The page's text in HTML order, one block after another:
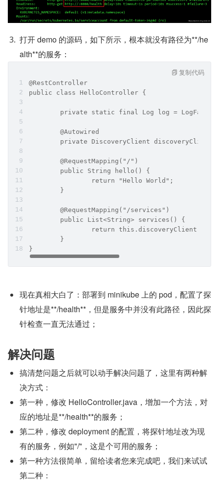
打开 demo 的源码，如下所示，根本就没有路径为**/he
alth**的服务：
@RestController
public class HelloController {
private static final Log log =
        @Autowired
        private DiscoveryClient discoveryClient;
        @RequestMapping("/")
        public String hello() {
                return "Hello World";
        }
        @RequestMapping("/services")
        public List<String> services() {
return
        }
}
复制代码
现在真相大白了：部署到 minikube 上的 pod，配置了探
针地址是**/health**，但是服务中并没有此路径，因此探
针检查一直无法通过；
解决问题
搞清楚问题之后就可以动手解决问题了，这里有两种解
决方式：
第一种，修改 HelloController.java，增加一个方法，对
应的地址是**/health**的服务；
第二种，修改 deployment 的配置，将探针地址改为现
有的服务，例如"/"，这是个可用的服务；
第一种方法很简单，留给读者您来完成吧，我们来试试
第二种：